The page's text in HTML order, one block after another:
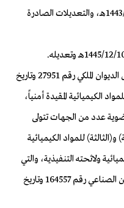
- المرسوم الملكي رقم (م/10) وتاريخ 1443/1/18هـ، والتعديلات الصادرة
- التوجيه الكريم المُبلغ ببرقية معالي رئيس الديوان الملكي رقم 27951 وتاريخ
الكيميائية المقيدة أمنياً،
عدد من الجهات تتولى
للمواد الكيميائية
ولائحته التنفيذية، والتي
رفعت محضرها ببرقية الهيئة العليا للأمن الصناعي رقم 164557 وتاريخ